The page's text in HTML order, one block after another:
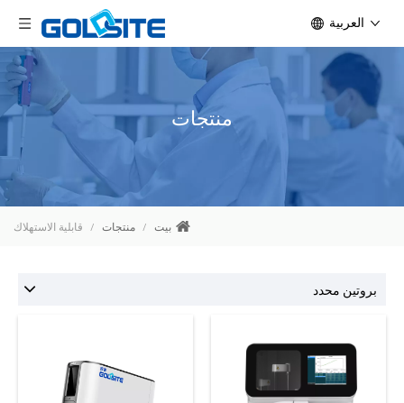
العربية
منتجات
بيت / منتجات / قابلية الاستهلاك
بروتين محدد